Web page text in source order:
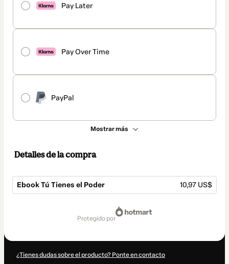
Pay Later
Pay Over Time
PayPal
Mostrar más
Detalles de la compra
Ebook Tú Tienes el Poder 10,97 US$
protegido por
¿Tienes dudas sobre el producto? Ponte en contacto